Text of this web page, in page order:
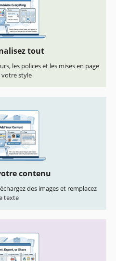
tout
les polices et les mises en page
votre style
contenu
des images et remplacez
texte